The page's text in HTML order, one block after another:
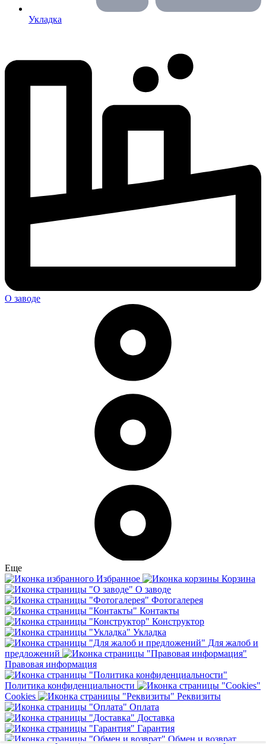
Укладка
О заводе
Еще
Избранное
Корзина
О заводе
Фотогалерея
Контакты
Конструктор
Укладка
Для жалоб и
предложений
Правовая информация
Политика конфиденциальности
Cookies
Реквизиты
Оплата
Доставка
Гарантия
Обмен и возврат